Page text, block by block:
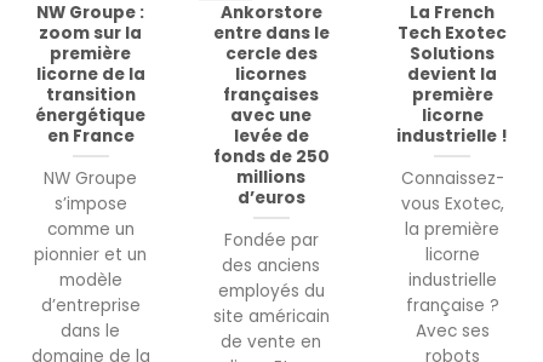
NW Groupe :
zoom sur la
première
licorne de la
transition
énergétique
en France
NW Groupe
s’impose
comme un
pionnier et un
modèle
d’entreprise
dans le
domaine de la
Ankorstore
entre dans le
cercle des
licornes
françaises
avec une
levée de
fonds de 250
millions
d’euros
Fondée par
des anciens
employés du
site américain
de vente en
La French
Tech Exotec
Solutions
devient la
première
licorne
industrielle !
Connaissez-
vous Exotec,
la première
licorne
industrielle
française ?
Avec ses
robots